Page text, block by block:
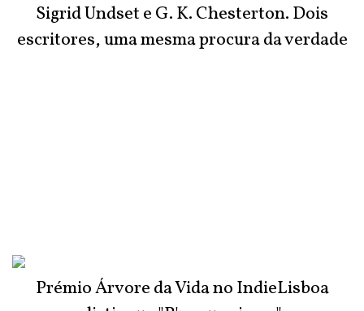
Sigrid Undset e G. K. Chesterton. Dois
escritores, uma mesma procura da verdade
Prémio Árvore da Vida no IndieLisboa